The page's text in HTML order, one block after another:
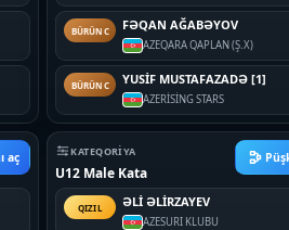
BÜRÜNC FƏQAN AĞABƏYOV
AZEQARA QAPLAN (Ş.X)
BÜRÜNC YUSİF MUSTAFAZADƏ [1]
AZERİSİNG STARS
aç KATEQORIYA
U12 Male Kata
QIZIL ƏLİ ƏLİRZAYEV
AZESURI KLUBU